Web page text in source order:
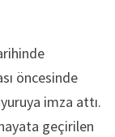
öncesinde
imza attı.
geçirilen